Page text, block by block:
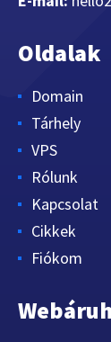
Oldalak
Domain
Tárhely
VPS
Rólunk
Kapcsolat
Cikkek
Fiókom